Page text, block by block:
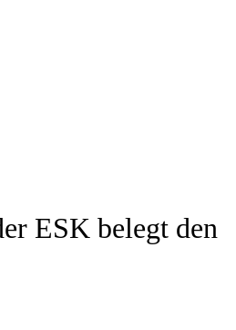
ESK belegt den